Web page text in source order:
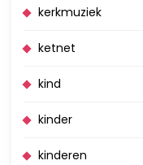
kerkmuziek
ketnet
kind
kinder
kinderen